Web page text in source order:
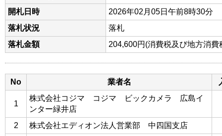
開札日時
2026年02月05日午前8時30分
落札状況
落札
落札金額
204,600円(消費税及び地方消費
No 業者名
1
株式会社コジマ コジマ ビックカメラ 広島イ
ンター緑井店
2
株式会社エディオン法人営業部 中四国支店